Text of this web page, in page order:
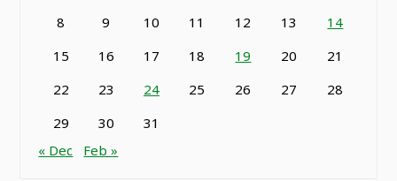
8
9 10 11 12 13
14
15
16 17 18 19 20
21
22
23 24 25 26 27
28
29
30
31
« Dec
Feb »